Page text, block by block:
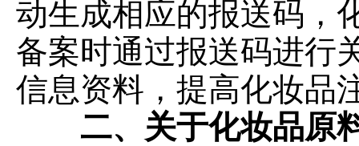
动生成相应的报送码，
备案时通过报送码进行
信息资料，提高化妆品
二、关于化妆品原